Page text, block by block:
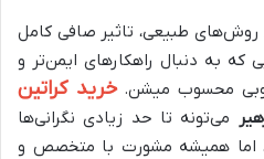
روش‌های طبیعی، تاثیر صافی کامل
که به دنبال راهکارهای ایمن‌تر و
خوبی محسوب میشن.خرید کراتین
می‌تونه تا حد زیادی نگرانی‌ها
اما همیشه مشورت با متخصص و